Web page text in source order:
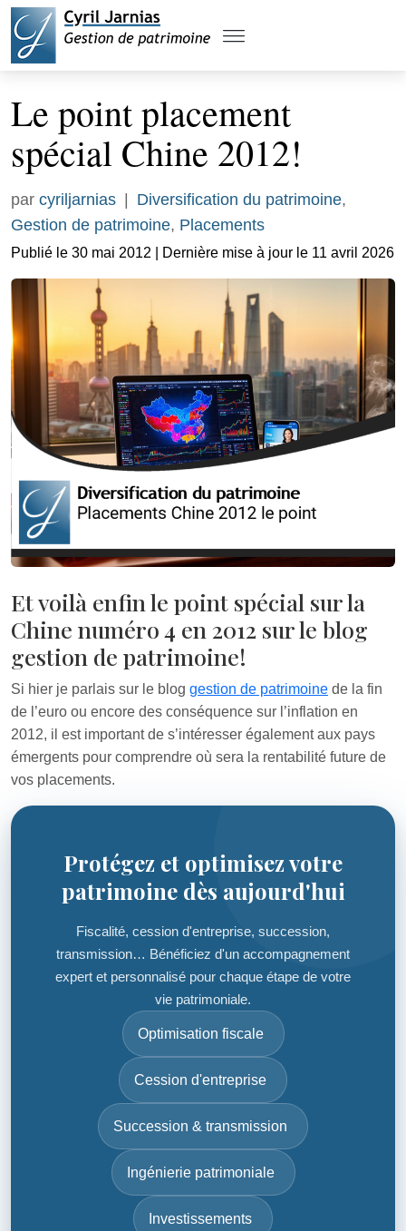
Le point placement
spécial Chine 2012!
par cyriljarnias Diversification du patrimoine,
Gestion de patrimoine, Placements
Publié le 30 mai 2012 | Dernière mise à jour le 11 avril 2026
Et voilà enfin le point spécial sur la
Chine numéro 4 en 2012 sur le blog
gestion de patrimoine!
Si hier je parlais sur le blog gestion de patrimoine de la fin
de l’euro ou encore des conséquence sur l’inflation en
2012, il est important de s’intéresser également aux pays
émergents pour comprendre où sera la rentabilité future de
vos placements.
Protégez et optimisez votre
patrimoine dès aujourd'hui
Fiscalité, cession d'entreprise, succession,
transmission… Bénéficiez d'un accompagnement
expert et personnalisé pour chaque étape de votre
vie patrimoniale.
Optimisation fiscale
Cession d'entreprise
Succession & transmission
Ingénierie patrimoniale
Investissements